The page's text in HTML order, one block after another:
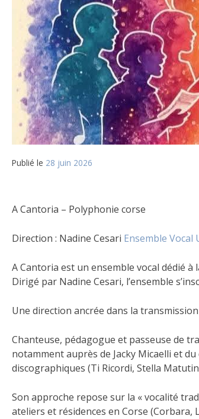
Publié le 28 juin 2026
A Cantoria – Polyphonie corse
Direction : Nadine Cesari Ensemble Vocal
A Cantoria est un ensemble vocal dédié
Dirigé par Nadine Cesari, l’ensemble
Une direction ancrée dans la transmission
Chanteuse, pédagogue et passeuse de
notamment auprès de Jacky Micaelli et
discographiques (Ti Ricordi, Stella
Son approche repose sur la « vocalité
ateliers et résidences en Corse